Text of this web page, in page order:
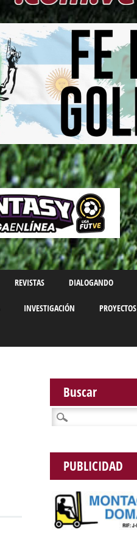
REVISTAS DIALOGANDO
INVESTIGACIÓN PROYECTOS
Buscar
Buscar:
PUBLICIDAD